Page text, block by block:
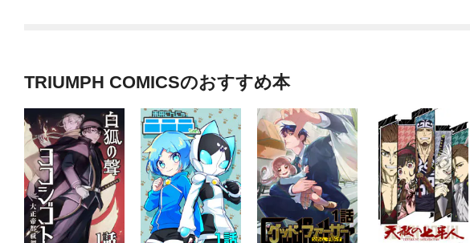
TRIUMPH COMICSのおすすめ本